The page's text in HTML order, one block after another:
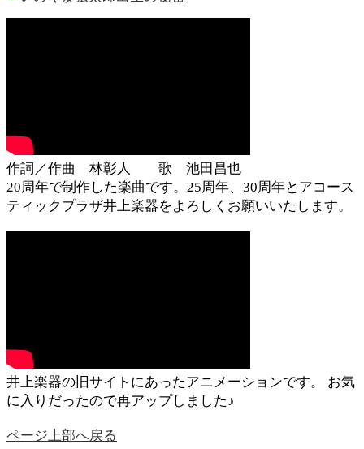
作詞／作曲 林彰人 歌 池田昌也
20周年で制作した楽曲です。25周年、30周年とアコース
ティックプラザ井上楽器をよろしくお願いいたします。
井上楽器の旧サイトにあったアニメーションです。 お気
に入りだったので再アップしました♪
ページ上部へ戻る